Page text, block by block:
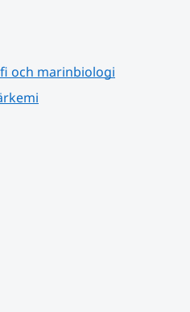
och marinbiologi